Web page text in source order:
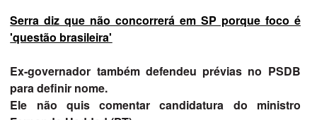
Serra diz que não concorrerá em SP porque foco é
'questão brasileira'
Ex-governador também defendeu prévias no PSDB
para definir nome.
Ele não quis comentar candidatura do ministro